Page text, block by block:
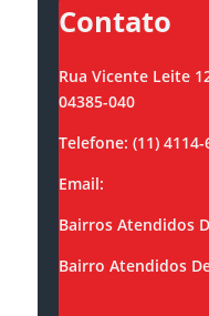
Contato
Rua Vicente Leite
04385-040
Telefone: (11) 4114-
Email:
Bairros Atendidos
Bairro Atendidos